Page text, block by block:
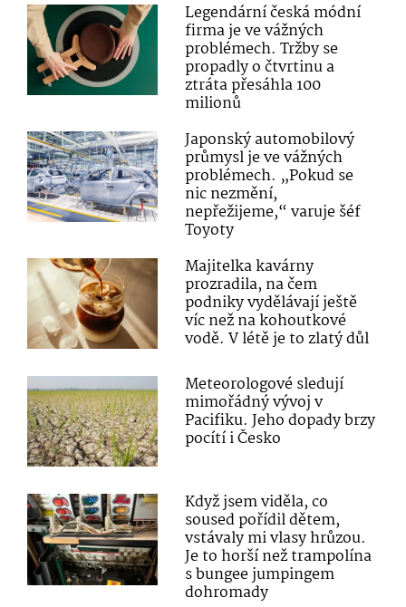
Legendární česká módní
firma je ve vážných
problémech. Tržby se
propadly o čtvrtinu a
ztráta přesáhla 100
milionů
Japonský automobilový
průmysl je ve vážných
problémech. „Pokud se
nic nezmění,
nepřežijeme,“ varuje šéf
Toyoty
Majitelka kavárny
prozradila, na čem
podniky vydělávají ještě
víc než na kohoutkové
vodě. V létě je to zlatý důl
Meteorologové sledují
mimořádný vývoj v
Pacifiku. Jeho dopady brzy
pocítí i Česko
Když jsem viděla, co
soused pořídil dětem,
vstávaly mi vlasy hrůzou.
Je to horší než trampolína
s bungee jumpingem
dohromady